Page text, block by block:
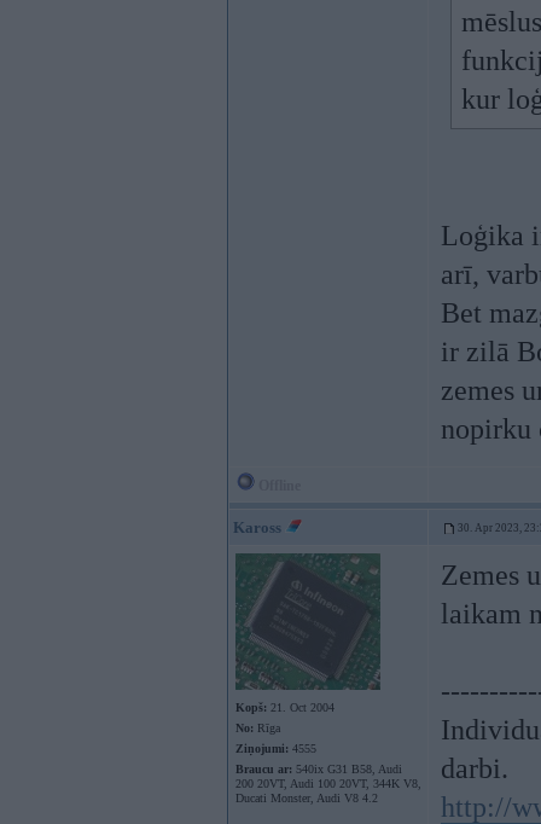
kur
Loģika
arī,
Bet
ir zilā
zemes
nopirku
Kaross 30. Apr 2023,
Kopš: 21. Oct 2004
No: Rīga
Ziņojumi: 4555
Braucu ar: 540ix G31 B58, Audi
200 20VT, Audi 100 20VT, 344K V8,
Ducati Monster, Audi V8 4.2
Zemes
laikam
darbi.
http://